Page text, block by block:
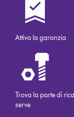
Attiva la garanzia
Trova la parte di
serve